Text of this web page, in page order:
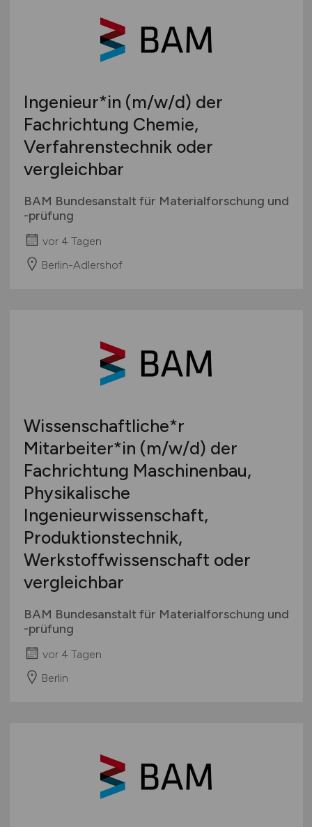
Ingenieur*in (m/w/d) der
Fachrichtung Chemie,
Verfahrenstechnik oder
vergleichbar
BAM Bundesanstalt für Materialforschung und
-prüfung
vor 4 Tagen
Berlin-Adlershof
Wissenschaftliche*r
Mitarbeiter*in (m/w/d) der
Fachrichtung Maschinenbau,
Physikalische
Ingenieurwissenschaft,
Produktionstechnik,
Werkstoffwissenschaft oder
vergleichbar
BAM Bundesanstalt für Materialforschung und
-prüfung
vor 4 Tagen
Berlin